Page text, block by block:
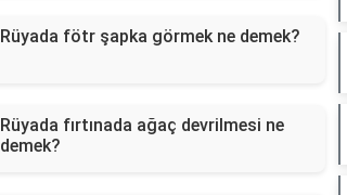
Rüyada fötr şapka görmek ne demek?
Rüyada fırtınada ağaç devrilmesi ne
demek?